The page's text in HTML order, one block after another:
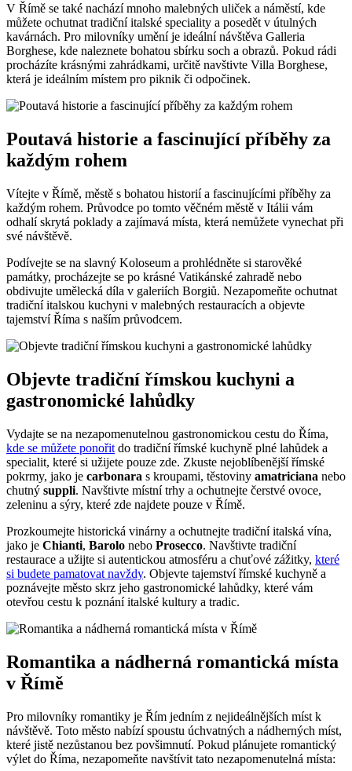
V Římě se také nachází mnoho malebných uliček a náměstí, kde
můžete ochutnat tradiční italské speciality a posedět v útulných
kavárnách. Pro milovníky umění je ideální návštěva Galleria
Borghese, kde naleznete bohatou sbírku soch a obrazů. Pokud rádi
procházíte krásnými zahrádkami, určitě navštivte Villa Borghese,
která je ideálním místem pro piknik či odpočinek.
Poutavá historie a fascinující příběhy za
každým rohem
Vítejte v Římě, městě s bohatou historií a fascinujícími příběhy za
každým rohem. Průvodce po tomto věčném městě v Itálii vám
odhalí skrytá poklady a zajímavá místa, která nemůžete vynechat při
své návštěvě.
Podívejte se na slavný Koloseum a prohlédněte si starověké
památky, procházejte se po krásné Vatikánské zahradě nebo
obdivujte umělecká díla v galeriích Borgiů. Nezapomeňte ochutnat
tradiční italskou kuchyni v malebných restauracích a objevte
tajemství Říma s naším průvodcem.
Objevte tradiční římskou kuchyni a
gastronomické lahůdky
Vydajte se na nezapomenutelnou gastronomickou cestu do Říma,
kde se můžete ponořit do tradiční římské kuchyně plné lahůdek a
specialit, které si užijete pouze zde. Zkuste nejoblíbenější římské
pokrmy, jako je carbonara s kroupami, těstoviny amatriciana nebo
chutný suppli. Navštivte místní trhy a ochutnejte čerstvé ovoce,
zeleninu a sýry, které zde najdete pouze v Římě.
Prozkoumejte historická vinárny a ochutnejte tradiční italská vína,
jako je Chianti, Barolo nebo Prosecco. Navštivte tradiční
restaurace a užijte si autentickou atmosféru a chuťové zážitky, které
si budete pamatovat navždy. Objevte tajemství římské kuchyně a
poznávejte město skrz jeho gastronomické lahůdky, které vám
otevřou cestu k poznání italské kultury a tradic.
Romantika a nádherná romantická místa
v Římě
Pro milovníky romantiky je Řím jedním z nejideálnějších míst k
návštěvě. Toto město nabízí spoustu úchvatných a nádherných míst,
které jistě nezůstanou bez povšimnutí. Pokud plánujete romantický
výlet do Říma, nezapomeňte navštívit tato nezapomenutelná místa: